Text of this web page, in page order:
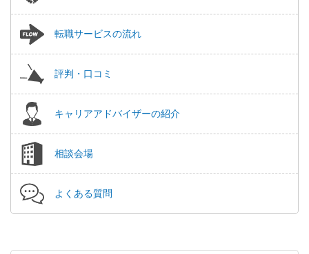
転職サービスの流れ
評判・口コミ
キャリアアドバイザーの紹介
相談会場
よくある質問